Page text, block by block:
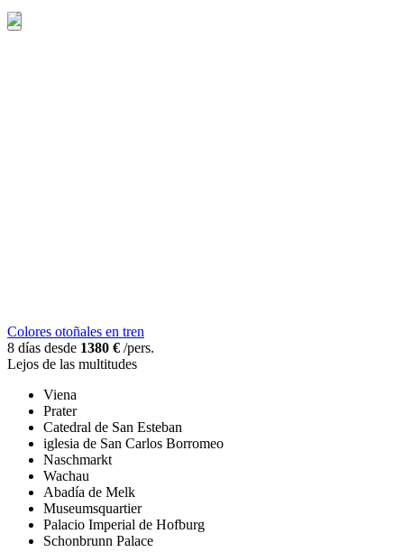
Colores otoñales en tren
8 días desde 1380 € /pers.
Lejos de las multitudes
Viena
Prater
Catedral de San Esteban
iglesia de San Carlos Borromeo
Naschmarkt
Wachau
Abadía de Melk
Museumsquartier
Palacio Imperial de Hofburg
Schonbrunn Palace